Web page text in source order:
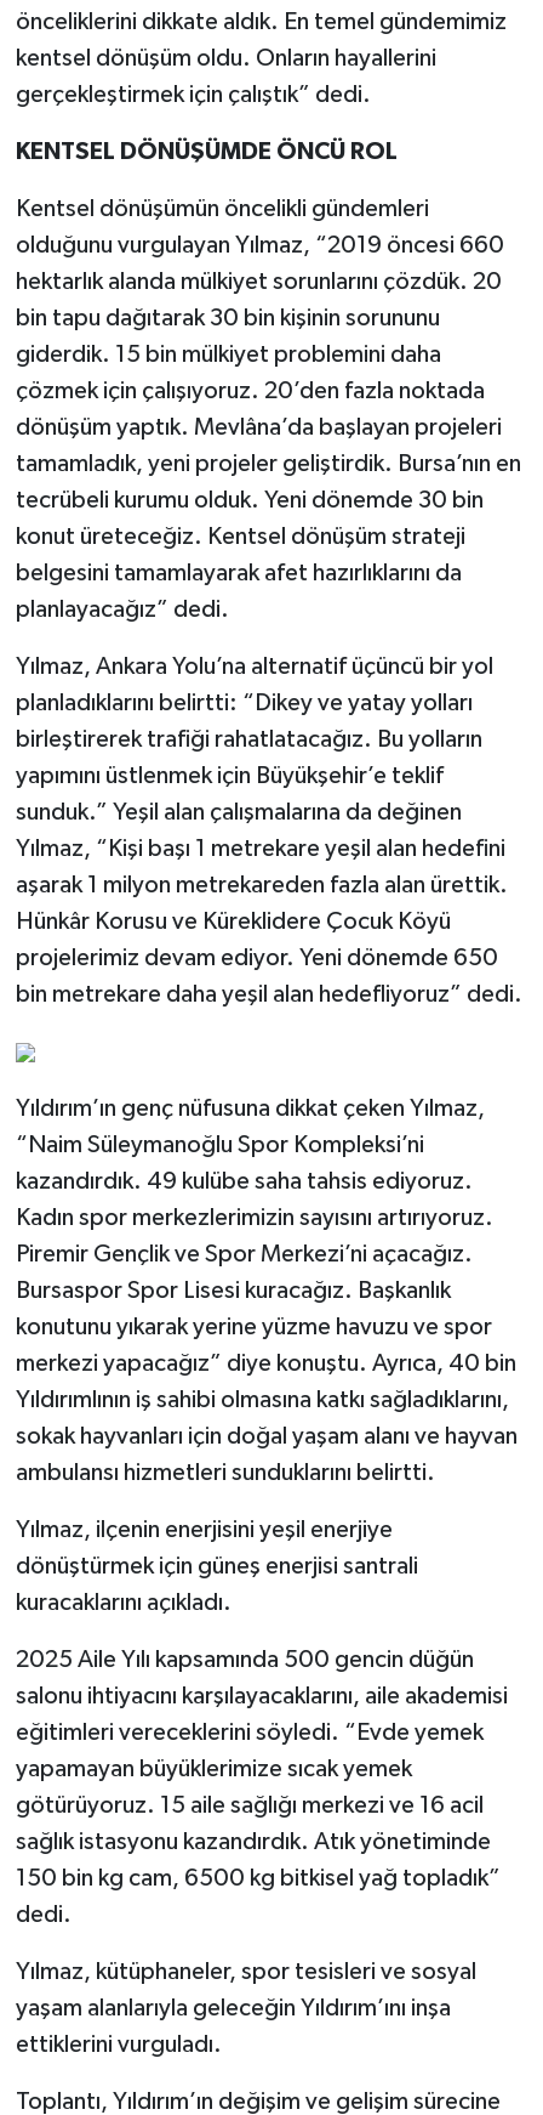
önceliklerini dikkate aldık. En temel gündemimiz
kentsel dönüşüm oldu. Onların hayallerini
gerçekleştirmek için çalıştık” dedi.
KENTSEL DÖNÜŞÜMDE ÖNCÜ ROL
Kentsel dönüşümün öncelikli gündemleri
olduğunu vurgulayan Yılmaz, “2019 öncesi 660
hektarlık alanda mülkiyet sorunlarını çözdük. 20
bin tapu dağıtarak 30 bin kişinin sorununu
giderdik. 15 bin mülkiyet problemini daha
çözmek için çalışıyoruz. 20’den fazla noktada
dönüşüm yaptık. Mevlâna’da başlayan projeleri
tamamladık, yeni projeler geliştirdik. Bursa’nın en
tecrübeli kurumu olduk. Yeni dönemde 30 bin
konut üreteceğiz. Kentsel dönüşüm strateji
belgesini tamamlayarak afet hazırlıklarını da
planlayacağız” dedi.
Yılmaz, Ankara Yolu’na alternatif üçüncü bir yol
planladıklarını belirtti: “Dikey ve yatay yolları
birleştirerek trafiği rahatlatacağız. Bu yolların
yapımını üstlenmek için Büyükşehir’e teklif
sunduk.” Yeşil alan çalışmalarına da değinen
Yılmaz, “Kişi başı 1 metrekare yeşil alan hedefini
aşarak 1 milyon metrekareden fazla alan ürettik.
Hünkâr Korusu ve Küreklidere Çocuk Köyü
projelerimiz devam ediyor. Yeni dönemde 650
bin metrekare daha yeşil alan hedefliyoruz” dedi.
Yıldırım’ın genç nüfusuna dikkat çeken Yılmaz,
“Naim Süleymanoğlu Spor Kompleksi’ni
kazandırdık. 49 kulübe saha tahsis ediyoruz.
Kadın spor merkezlerimizin sayısını artırıyoruz.
Piremir Gençlik ve Spor Merkezi’ni açacağız.
Bursaspor Spor Lisesi kuracağız. Başkanlık
konutunu yıkarak yerine yüzme havuzu ve spor
merkezi yapacağız” diye konuştu. Ayrıca, 40 bin
Yıldırımlının iş sahibi olmasına katkı sağladıklarını,
sokak hayvanları için doğal yaşam alanı ve hayvan
ambulansı hizmetleri sunduklarını belirtti.
Yılmaz, ilçenin enerjisini yeşil enerjiye
dönüştürmek için güneş enerjisi santrali
kuracaklarını açıkladı.
2025 Aile Yılı kapsamında 500 gencin düğün
salonu ihtiyacını karşılayacaklarını, aile akademisi
eğitimleri vereceklerini söyledi. “Evde yemek
yapamayan büyüklerimize sıcak yemek
götürüyoruz. 15 aile sağlığı merkezi ve 16 acil
sağlık istasyonu kazandırdık. Atık yönetiminde
150 bin kg cam, 6500 kg bitkisel yağ topladık”
dedi.
Yılmaz, kütüphaneler, spor tesisleri ve sosyal
yaşam alanlarıyla geleceğin Yıldırım’ını inşa
ettiklerini vurguladı.
Toplantı, Yıldırım’ın değişim ve gelişim sürecine